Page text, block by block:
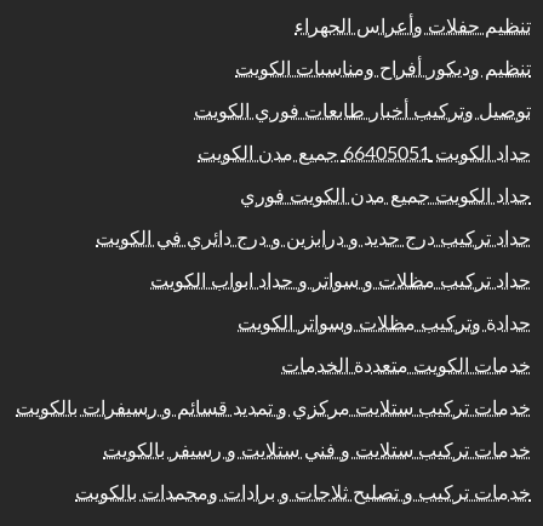
تنظيم حفلات وأعراس الجهراء
تنظيم وديكور أفراح ومناسبات الكويت
توصيل وتركيب أخبار طابعات فوري الكويت
حداد الكويت 66405051 جميع مدن الكويت
حداد الكويت جميع مدن الكويت فوري
حداد تركيب درج حديد و درابزين و درج دائري في الكويت
حداد تركيب مظلات و سواتر و حداد ابواب الكويت
حدادة وتركيب مظلات وسواتر الكويت
خدمات الكويت متعددة الخدمات
خدمات تركيب ستلايت مركزي و تمديد قسائم و رسيفرات بالكويت
خدمات تركيب ستلايت و فني ستلايت و رسيفر بالكويت
خدمات تركيب و تصليح ثلاجات و برادات ومجمدات بالكويت